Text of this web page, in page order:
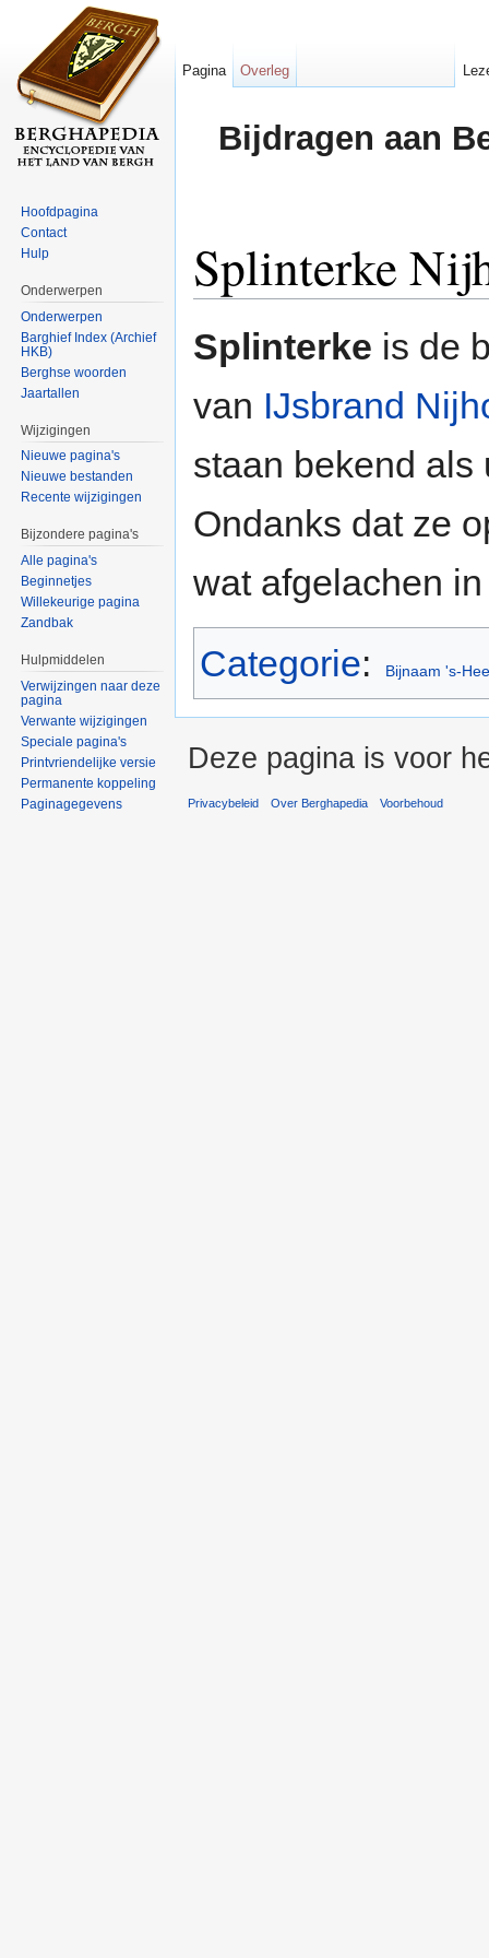
Bijdragen aan
Splinterke
Splinterke is de
van IJsbrand
staan bekend als
Ondanks dat ze
wat afgelachen
Categorie: Bijnaam 's-
Pagina Overleg
Hoofdpagina
Contact
Hulp
Onderwerpen
Onderwerpen
Barghief Index (Archief
HKB)
Berghse woorden
Jaartallen
Wijzigingen
Nieuwe pagina's
Nieuwe bestanden
Recente wijzigingen
Bijzondere pagina's
Alle pagina's
Beginnetjes
Willekeurige pagina
Zandbak
Hulpmiddelen
Verwijzingen naar deze
pagina
Verwante wijzigingen
Speciale pagina's
Printvriendelijke versie
Permanente koppeling
Paginagegevens
Deze pagina is voor
Privacybeleid Over Berghapedia Voorbehoud